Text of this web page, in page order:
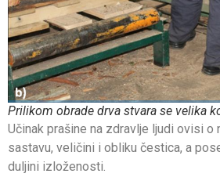
Prilikom obrade drva stvara se velika
Učinak prašine na zdravlje ljudi ovisi o
sastavu, veličini i obliku čestica, a
duljini izloženosti.